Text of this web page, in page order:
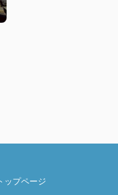
ップページ